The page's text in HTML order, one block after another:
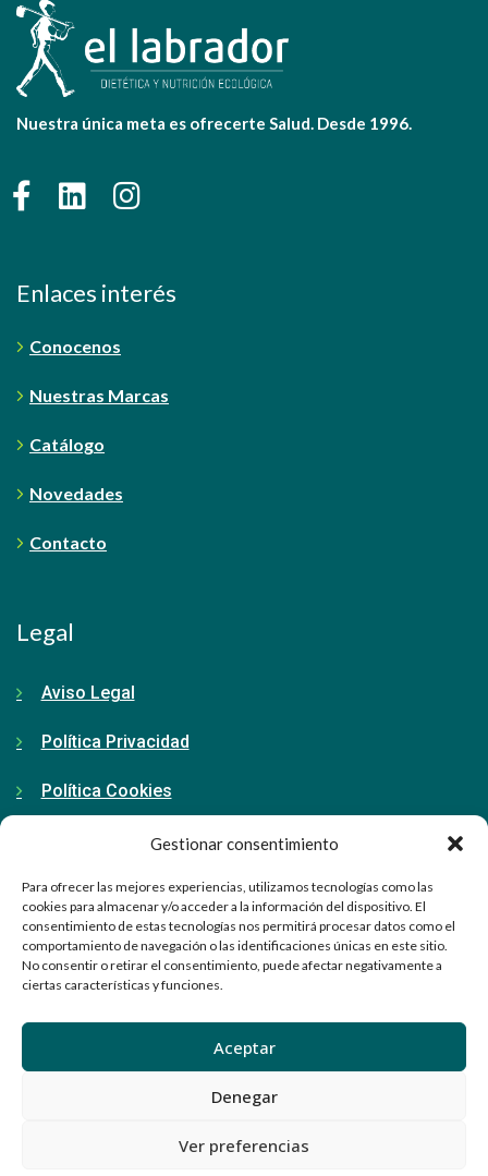
Gestionar consentimiento
Para ofrecer las mejores experiencias, utilizamos tecnologías como las
cookies para almacenar y/o acceder a la información del dispositivo. El
consentimiento de estas tecnologías nos permitirá procesar datos como el
comportamiento de navegación o las identificaciones únicas en este sitio.
No consentir o retirar el consentimiento, puede afectar negativamente a
ciertas características y funciones.
Aceptar
Denegar
Ver preferencias
Nuestra única meta es ofrecerte Salud. Desde 1996.
Enlaces interés
Conocenos
Nuestras Marcas
Catálogo
Novedades
Contacto
Legal
Aviso Legal
Política Privacidad
Política Cookies
Contacto
91 798 71 15
info@ellabrador.es